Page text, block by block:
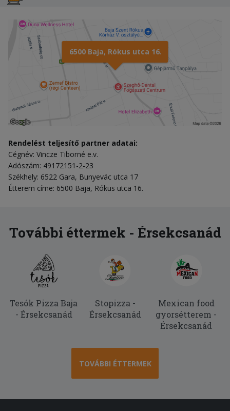
6500 Baja, Rókus utca 16.
Rendelést teljesítő partner adatai:
Cégnév: Vincze Tiborné e.v.
Adószám: 49172151-2-23
Székhely: 6522 Gara, Bunyevác utca 17
Étterem címe: 6500 Baja, Rókus utca 16.
További éttermek - Érsekcsanád
Tesók Pizza Baja
- Érsekcsanád
Stopizza -
Érsekcsanád
Mexican food
gyorsétterem -
Érsekcsanád
TOVÁBBI ÉTTERMEK